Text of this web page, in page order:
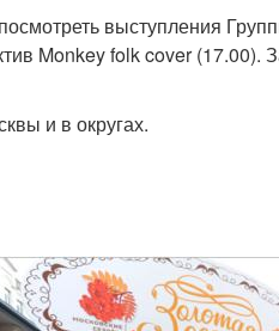
выступления
Monkey folk cover
и в округах.